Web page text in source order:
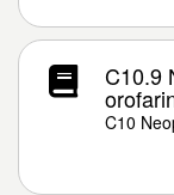
C10.9
C10